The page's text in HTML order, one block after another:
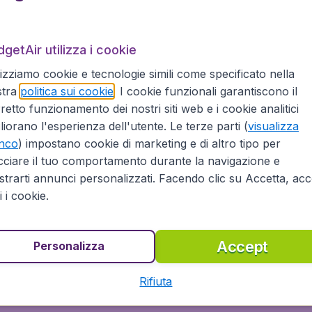
Parigi.L'aeroporto di Torino-Caselle, anche chiamato
scalo è la base della compagnia di bandiera . La
L'aeroporto è ben collegato con il centro della
Ceres, dalla quale è possibile raggiungere Torino con
l’aeroporto con il car sharing, grazie al servizio fornito
partenza di un altro volo o che abbiate intenzione di
rilassarsi dopo una lunga giornata di visite
le vostre necessità e desideri.
cost per Parigi attraverso le più affidabili compagnie
utilizza i cookie
cookie e tecnologie simili come specificato nella
politica sui cookie. I cookie funzionali garantiscono il
funzionamento dei nostri siti web e i cookie analitici
l'esperienza dell'utente. Le terze parti (visualizza
) impostano cookie di marketing e di altro tipo per
il tuo comportamento durante la navigazione e
annunci personalizzati. Facendo clic su Accetta,
i cookie.
Accept
Personalizza
Rifiuta